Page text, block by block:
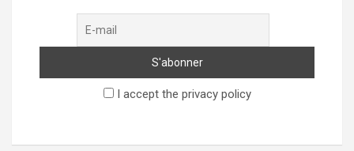
I accept the privacy policy